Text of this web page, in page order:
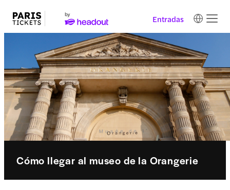
Entradas
Cómo llegar al museo de la Orangerie